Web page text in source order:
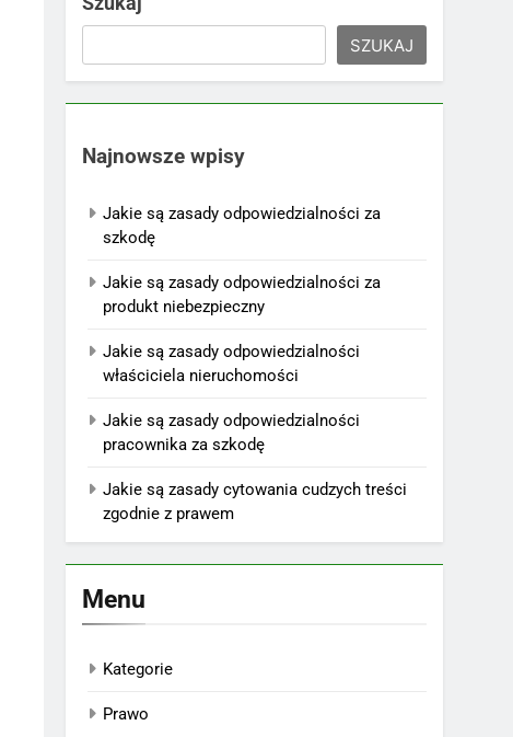
SZUKAJ
Najnowsze wpisy
Jakie są zasady odpowiedzialności za
szkodę
Jakie są zasady odpowiedzialności za
produkt niebezpieczny
Jakie są zasady odpowiedzialności
właściciela nieruchomości
Jakie są zasady odpowiedzialności
pracownika za szkodę
Jakie są zasady cytowania cudzych treści
zgodnie z prawem
Menu
Kategorie
Prawo